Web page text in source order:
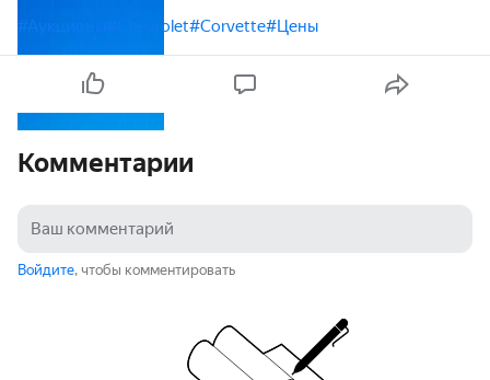
#Chevrolet#Corvette#Цены
Комментарии
Войдите, чтобы комментировать